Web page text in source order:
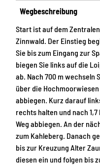
Wegbeschreibung
Start ist auf dem
Zinnwald. Der Einstieg
Sie bis zum Eingang zur
biegen Sie links auf die
ab. Nach 700 m wechseln
über die
abbiegen. Kurz darauf
rechts halten und nach
Weg abbiegen. An der
zum Kahleberg. Danach
bis zur Kreuzung Alter
diesen ein und folgen bis